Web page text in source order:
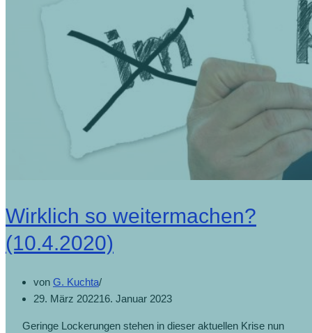
Wirklich so weitermachen?
(10.4.2020)
von G. Kuchta
29. März 202216. Januar 2023
Geringe Lockerungen stehen in dieser aktuellen Krise nun